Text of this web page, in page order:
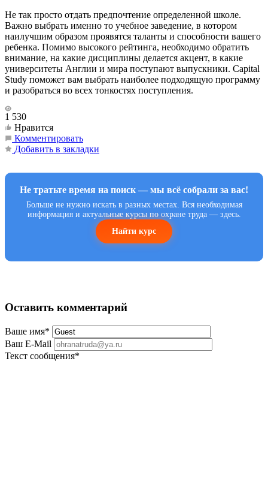
Не так просто отдать предпочтение определенной школе.
Важно выбрать именно то учебное заведение, в котором
наилучшим образом проявятся таланты и способности вашего
ребенка. Помимо высокого рейтинга, необходимо обратить
внимание, на какие дисциплины делается акцент, в какие
университеты Англии и мира поступают выпускники. Capital
Study поможет вам выбрать наиболее подходящую программу
и разобраться во всех тонкостях поступления.
1 530
Нравится
Комментировать
Добавить в закладки
Не тратьте время на поиск — мы всё собрали за вас!
Больше не нужно искать в разных местах. Вся необходимая
информация и актуальные курсы по охране труда — здесь.
Найти курс
Оставить комментарий
Ваше имя*
Ваш E-Mail
Текст сообщения*